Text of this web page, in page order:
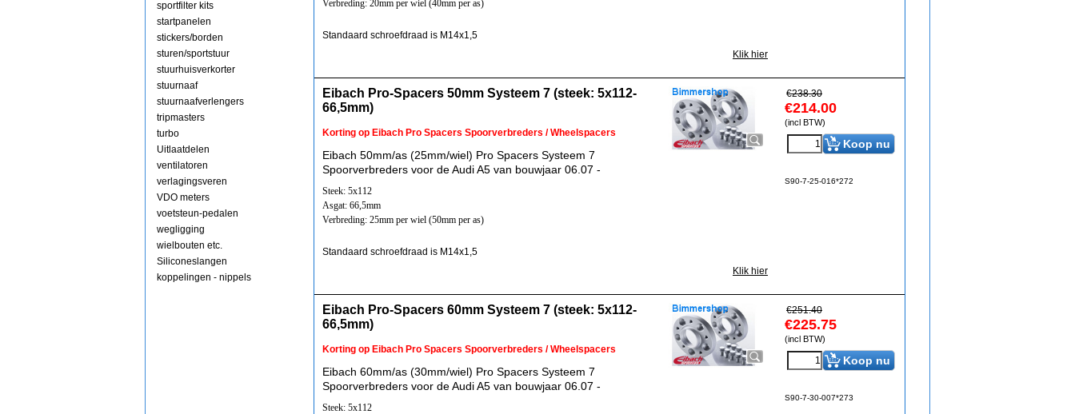
sportfilter kits
startpanelen
stickers/borden
sturen/sportstuur
stuurhuisverkorter
stuurnaaf
stuurnaafverlengers
tripmasters
turbo
Uitlaatdelen
ventilatoren
verlagingsveren
VDO meters
voetsteun-pedalen
wegligging
wielbouten etc.
Siliconeslangen
koppelingen - nippels
Verbreding: 20mm per wiel (40mm per as)
Standaard schroefdraad is M14x1,5
Klik hier
€238.30
€214.00
(incl BTW)
Koop nu
S90-7-25-016*272
Eibach Pro-Spacers 50mm Systeem 7 (steek: 5x112-
66,5mm)
Korting op Eibach Pro Spacers Spoorverbreders / Wheelspacers
Eibach 50mm/as (25mm/wiel) Pro Spacers Systeem 7
Spoorverbreders voor de Audi A5 van bouwjaar 06.07 -
Steek: 5x112
Asgat: 66,5mm
Verbreding: 25mm per wiel (50mm per as)
Standaard schroefdraad is M14x1,5
Klik hier
€251.40
€225.75
(incl BTW)
Koop nu
S90-7-30-007*273
Eibach Pro-Spacers 60mm Systeem 7 (steek: 5x112-
66,5mm)
Korting op Eibach Pro Spacers Spoorverbreders / Wheelspacers
Eibach 60mm/as (30mm/wiel) Pro Spacers Systeem 7
Spoorverbreders voor de Audi A5 van bouwjaar 06.07 -
Steek: 5x112